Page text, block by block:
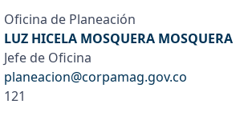
Oficina de Planeación
LUZ HICELA MOSQUERA MOSQUERA
Jefe de Oficina
planeacion@corpamag.gov.co
121